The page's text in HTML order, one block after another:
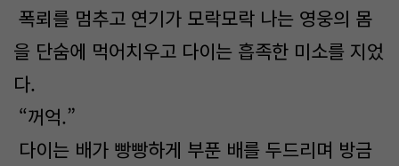
폭뢰를 멈추고 연기가 모락모락 나는 영웅의 몸
을 단숨에 먹어치우고 다이는 흡족한 미소를 지었
다.
“꺼억.”
다이는 배가 빵빵하게 부푼 배를 두드리며 방금